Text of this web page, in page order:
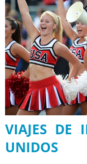
VIAJES DE
UNIDOS